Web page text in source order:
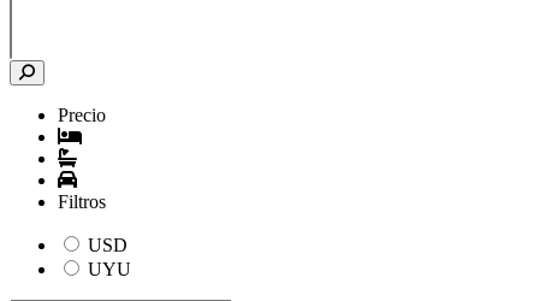
Precio
Filtros
USD
UYU